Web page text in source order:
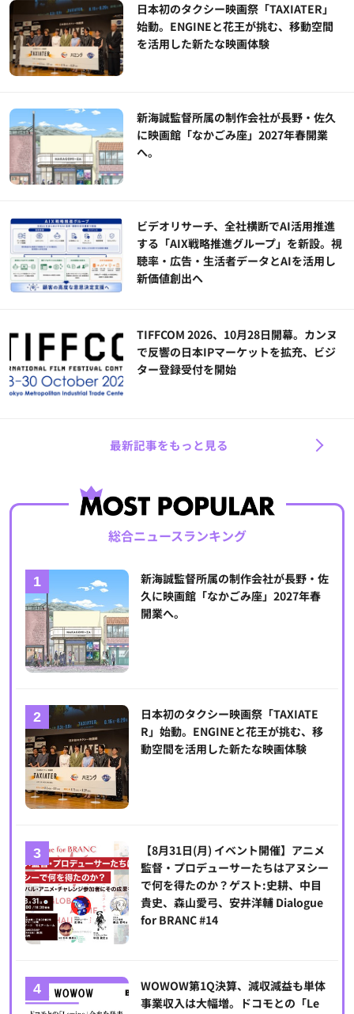
日本初のタクシー映画祭「TAXIATER」
始動。ENGINEと花王が挑む、移動空間
を活用した新たな映画体験
新海誠監督所属の制作会社が長野・佐久
に映画館「なかごみ座」2027年春開業
へ。
ビデオリサーチ、全社横断でAI活用推進
する「AIX戦略推進グループ」を新設。視
聴率・広告・生活者データとAIを活用し
新価値創出へ
TIFFCOM 2026、10月28日開幕。カンヌ
で反響の日本IPマーケットを拡充、ビジ
ター登録受付を開始
最新記事をもっと見る
総合ニュースランキング
新海誠監督所属の制作会社が長野・佐
久に映画館「なかごみ座」2027年春
開業へ。
日本初のタクシー映画祭「TAXIATE
R」始動。ENGINEと花王が挑む、移
動空間を活用した新たな映画体験
【8月31日(月) イベント開催】アニメ
監督・プロデューサーたちはアヌシー
で何を得たのか？ゲスト:史耕、中目
貴史、森山愛弓、安井洋輔 Dialogue
for BRANC #14
WOWOW第1Q決算、減収減益も単体
事業収入は大幅増。ドコモとの「Le